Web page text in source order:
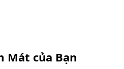
Mát của Bạn